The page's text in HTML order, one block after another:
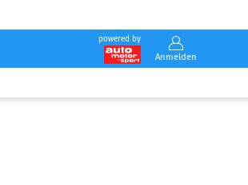
powered by
Anmelden